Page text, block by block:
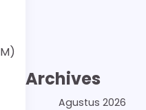
Archives
Agustus 2026